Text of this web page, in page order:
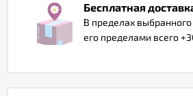
Бесплатная
В пределах
его пределами всего